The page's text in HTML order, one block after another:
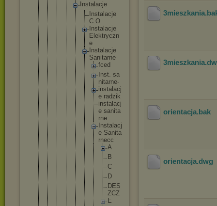
Insta lacje
Instal acje
C.O
Instal acje
El ektryczn
e
Instal acje
Sanitarne
fced
nst. sa
nitarne-
insta acj
e radzi k
insta acj
e sanita
rne
nsta acj
e Sanita
rnecc
A
B
C
D
DES
ZCZ
E
3mieszkania
3mieszkania
orientacja.bak
orientacja.dwg